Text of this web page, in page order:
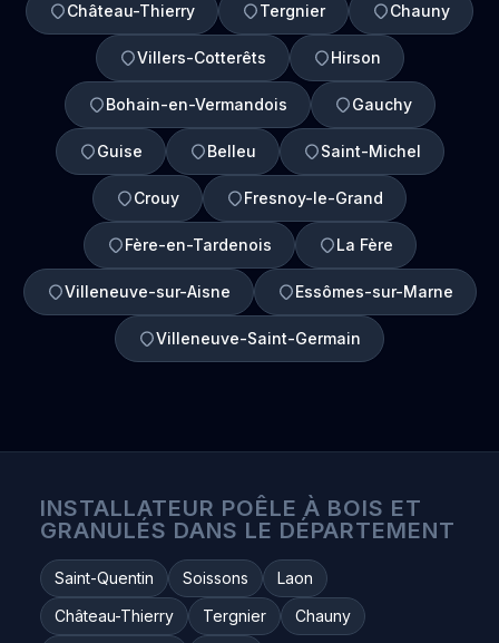
Château-Thierry Tergnier Chauny
Villers-Cotterêts Hirson
Bohain-en-Vermandois Gauchy
Guise Belleu Saint-Michel
Crouy Fresnoy-le-Grand
Fère-en-Tardenois La Fère
Villeneuve-sur-Aisne Essômes-sur-Marne
Villeneuve-Saint-Germain
INSTALLATEUR POÊLE À BOIS ET
GRANULÉS DANS LE DÉPARTEMENT
Saint-Quentin Soissons
Laon
Château-Thierry
Tergnier
Chauny